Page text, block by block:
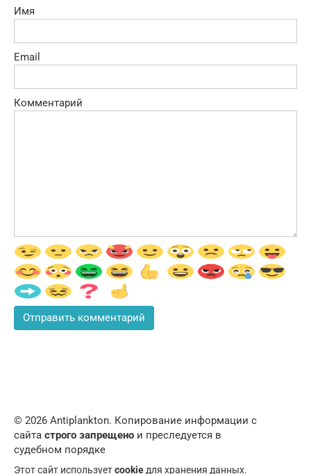
Имя
Email
Комментарий
© 2026 Аntiplankton. Копирование информации с
сайта строго запрещено и преследуется в
судебном порядке
Этот сайт используетcookieдля хранения данных.